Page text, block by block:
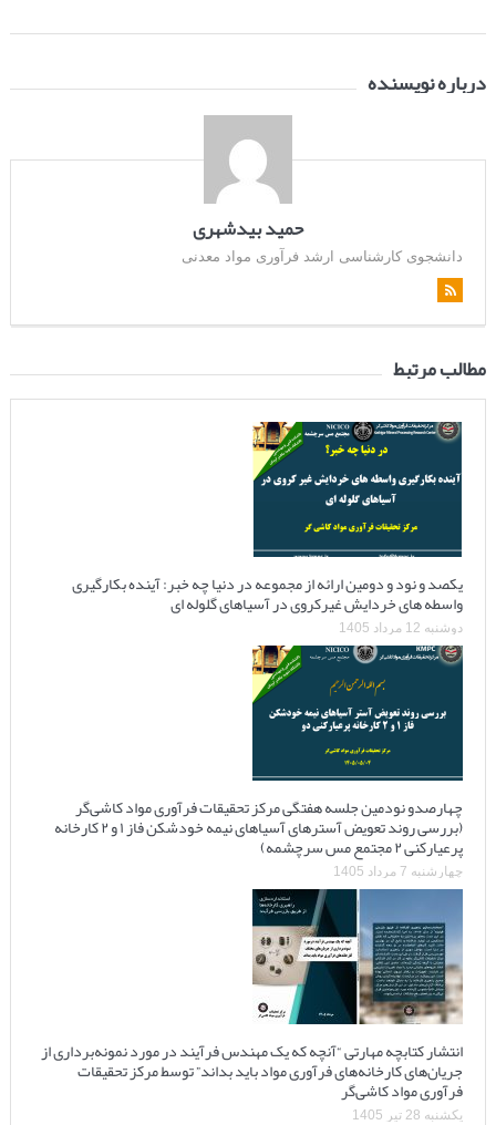
درباره نویسنده
حمید بیدشهری
دانشجوی کارشناسی ارشد فرآوری مواد معدنی
مطالب مرتبط
یکصد و نود و دومین ارائه از مجموعه در دنیا چه خبر: آینده بکارگیری
واسطه های خردایش غیرکروی در آسیاهای گلوله ای
دوشنبه 12 مرداد 1405
چهارصدو نودمین جلسه هفتگی مرکز تحقیقات فرآوری مواد کاشی‌گر
(بررسی روند تعویض آسترهای آسیاهای نیمه خودشکن فاز ۱ و ۲ کارخانه
پرعیارکنی ۲ مجتمع مس سرچشمه)
چهارشنبه 7 مرداد 1405
انتشار کتابچه مهارتی “آنچه که یک مهندس فرآیند در مورد نمونه‌برداری از
جریان‌های کارخانه‌های فرآوری مواد باید بداند” توسط مرکز تحقیقات
فرآوری مواد کاشی‌گر
یکشنبه 28 تیر 1405